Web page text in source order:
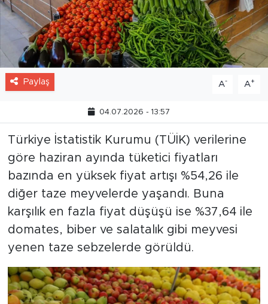
Paylaş A- A+
04.07.2026 - 13:57
Türkiye İstatistik Kurumu (TÜİK) verilerine
göre haziran ayında tüketici fiyatları
bazında en yüksek fiyat artışı %54,26 ile
diğer taze meyvelerde yaşandı. Buna
karşılık en fazla fiyat düşüşü ise %37,64 ile
domates, biber ve salatalık gibi meyvesi
yenen taze sebzelerde görüldü.